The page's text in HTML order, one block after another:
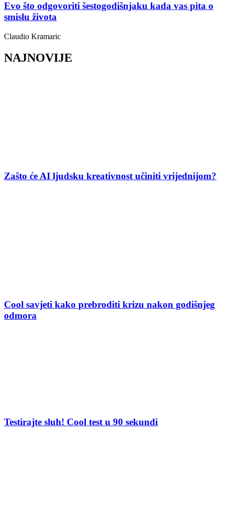
Evo što odgovoriti šestogodišnjaku kada vas pita o
smislu života
Claudio Kramaric
NAJNOVIJE
Zašto će AI ljudsku kreativnost učiniti vrijednijom?
Cool savjeti kako prebroditi krizu nakon godišnjeg
odmora
Testirajte sluh! Cool test u 90 sekundi